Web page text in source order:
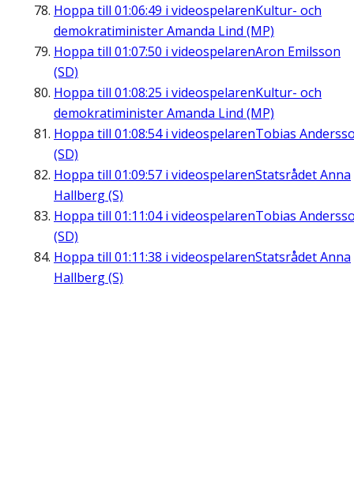
Hoppa till 01:06:49 i videospelarenKultur- och
demokratiminister Amanda Lind (MP)
Hoppa till 01:07:50 i videospelarenAron Emilsson
(SD)
Hoppa till 01:08:25 i videospelarenKultur- och
demokratiminister Amanda Lind (MP)
Hoppa till 01:08:54i videospelarenTobias
(SD)
Hoppa till 01:09:57 i videospelarenStatsrådet Anna
Hallberg (S)
Hoppa till 01:11:04i videospelarenTobias
(SD)
Hoppa till 01:11:38 i videospelarenStatsrådet Anna
Hallberg (S)